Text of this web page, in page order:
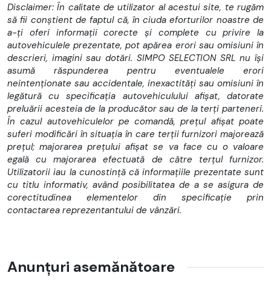
TVA NEDEDUCTIBIL
CONTACT DIRECT PRIPIETAR 0725804904 ANDREA PREDA
Descrierea autovehicului este strict informativa, pot exista
greșeli umane de tipar (optiuni, performanța a motorului,
capacitate cilindrica, transmisie etc.)
Transmisie: 4x4 (automat)
Filtru de particule
Radio
Disclaimer: În calitate de utilizator al acestui site, te rugăm
să fii conștient de faptul că, în ciuda eforturilor noastre de
a-ți oferi informații corecte și complete cu privire la
autovehiculele prezentate, pot apărea erori sau omisiuni în
descrieri, imagini sau dotări. SIMPO SELECTION SRL nu își
asumă răspunderea pentru eventualele erori
neintenționate sau accidentale, inexactități sau omisiuni în
legătură cu specificația autovehiculului afișat, datorate
preluării acesteia de la producător sau de la terți parteneri.
În cazul autovehiculelor pe comandă, prețul afișat poate
suferi modificări în situația în care terții furnizori majorează
prețul; majorarea prețului afișat se va face cu o valoare
egală cu majorarea efectuată de către terțul furnizor.
Utilizatorii iau la cunostință că informațiile prezentate sunt
cu titlu informativ, având posibilitatea de a se asigura de
corectitudinea elementelor din specificație prin
contactarea reprezentantului de vânzări.
Anunțuri asemănătoare